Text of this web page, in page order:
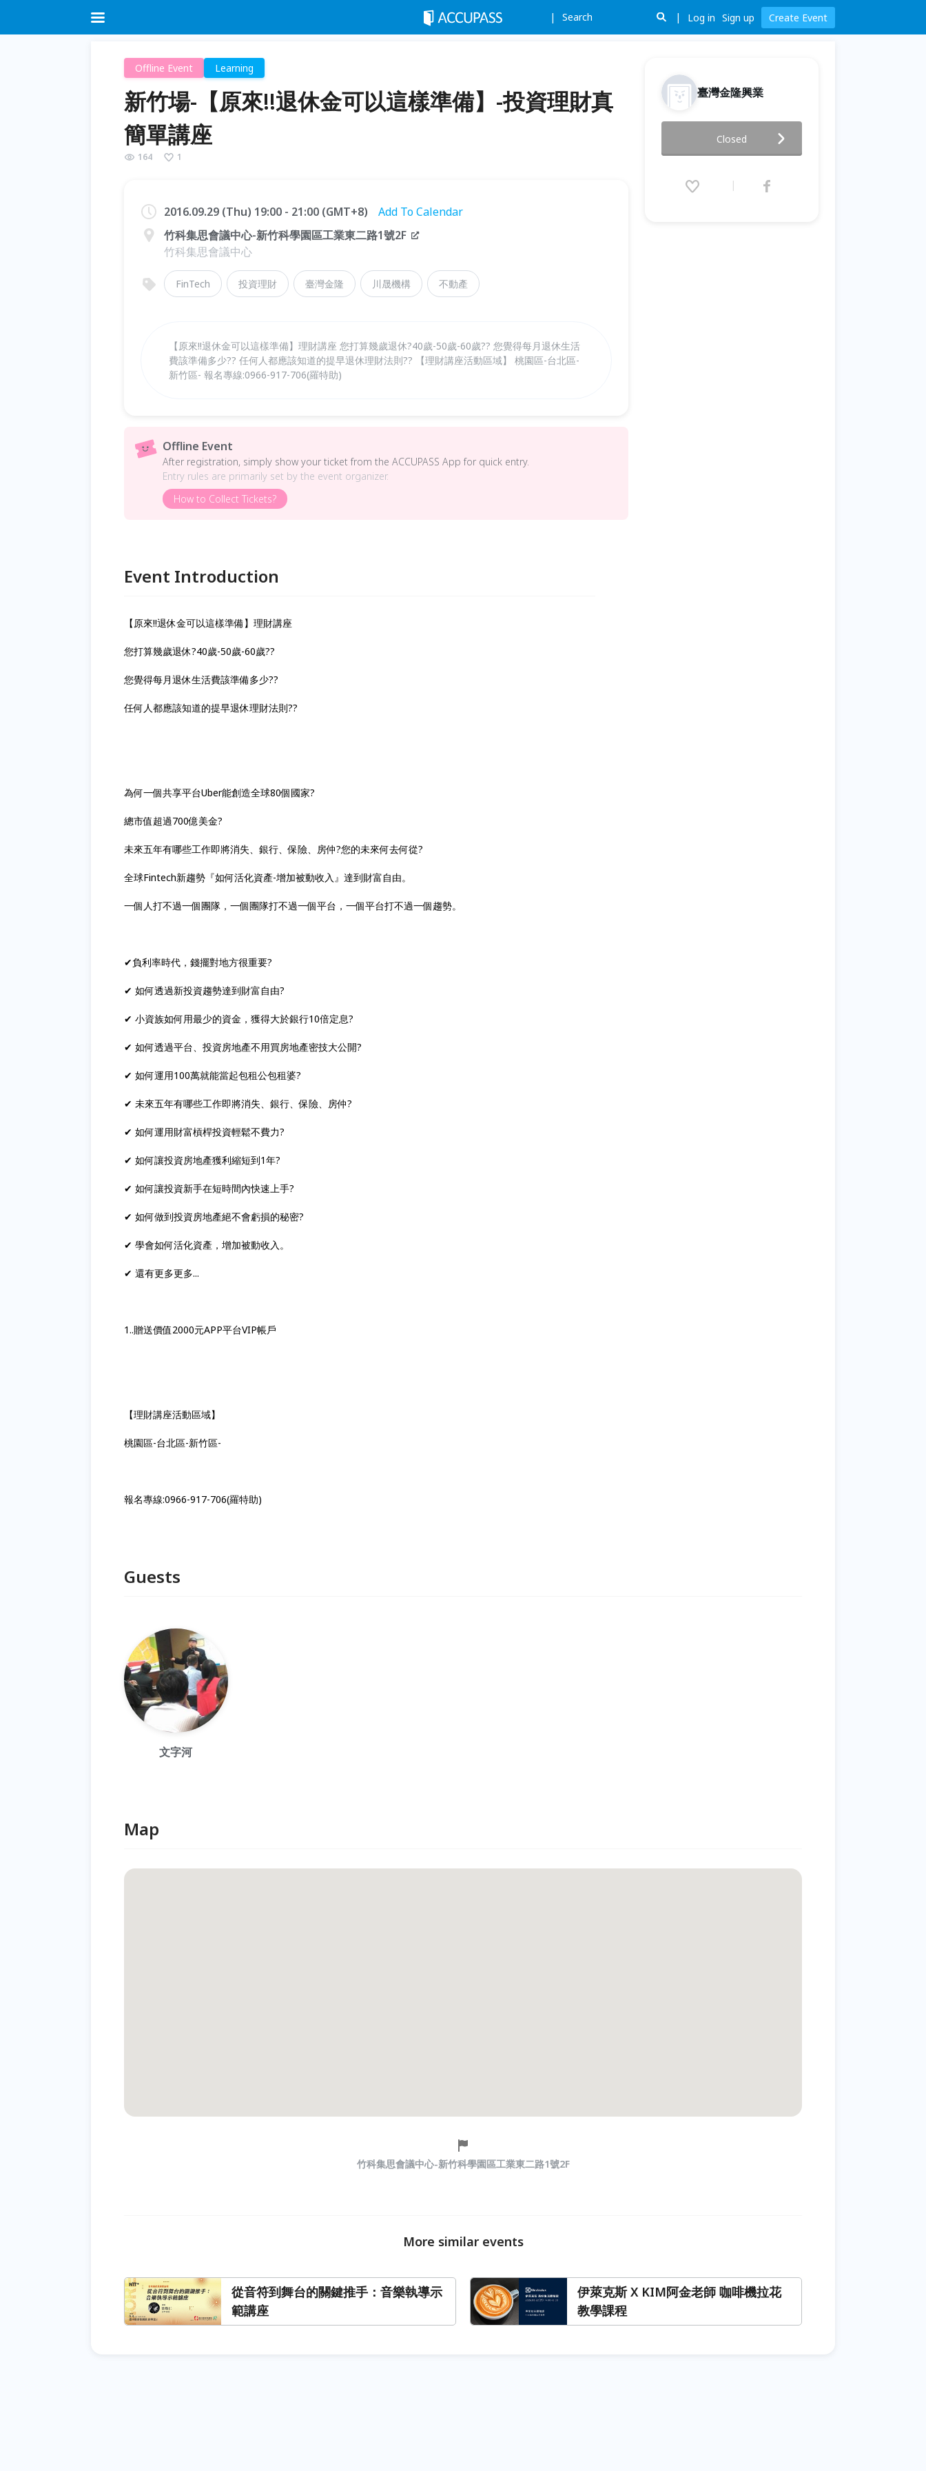
Search Log in Sign up Create Event
Offline Event Learning
新竹場-【原來!!退休金可以這樣準備】-投資理財真
簡單講座
164 1
2016.09.29 (Thu) 19:00 - 21:00 (GMT+8)
Add To Calendar
竹科集思會議中心-新竹科學園區工業東二路1號2F
竹科集思會議中心
FinTech 投資理財 臺灣金隆 川晟機構 不動產
【原來!!退休金可以這樣準備】理財講座 您打算幾歲退休?40歲-50歲-60歲?? 您覺得每月退休生活
費該準備多少?? 任何人都應該知道的提早退休理財法則?? 【理財講座活動區域】 桃園區-台北區-
新竹區- 報名專線:0966-917-706(羅特助)
Offline Event
After registration, simply show your ticket from the ACCUPASS App for quick entry.
Entry rules are primarily set by the event organizer.
How to Collect Tickets?
Event Introduction
【原來!!退休金可以這樣準備】理財講座
您打算幾歲退休?40歲-50歲-60歲??
您覺得每月退休生活費該準備多少??
任何人都應該知道的提早退休理財法則??
為何一個共享平台Uber能創造全球80個國家?
總市值超過700億美金?
未來五年有哪些工作即將消失、銀行、保險、房仲?您的未來何去何從?
全球Fintech新趨勢『如何活化資產-增加被動收入』達到財富自由。
一個人打不過一個團隊，一個團隊打不過一個平台，一個平台打不過一個趨勢。
✔負利率時代，錢擺對地方很重要?
✔ 如何透過新投資趨勢達到財富自由?
✔ 小資族如何用最少的資金，獲得大於銀行10倍定息?
✔ 如何透過平台、投資房地產不用買房地產密技大公開?
✔ 如何運用100萬就能當起包租公包租婆?
✔ 未來五年有哪些工作即將消失、銀行、保險、房仲?
✔ 如何運用財富槓桿投資輕鬆不費力?
✔ 如何讓投資房地產獲利縮短到1年?
✔ 如何讓投資新手在短時間內快速上手?
✔ 如何做到投資房地產絕不會虧損的秘密?
✔ 學會如何活化資產，增加被動收入。
✔ 還有更多更多...
1..贈送價值2000元APP平台VIP帳戶
【理財講座活動區域】
桃園區-台北區-新竹區-
報名專線:0966-917-706(羅特助)
臺灣金隆興業
準備】-投資理財真簡單講座
2016.09.29 (Thu) 19:00 - 21:00
Closed
Guests
文字河
Map
竹科集思會議中心-新竹科學園區工業東二路1號2F
More similar events
從音符到舞台的關鍵推手：音樂執導示
範講座
伊萊克斯 X KIM阿金老師 咖啡機拉花
教學課程